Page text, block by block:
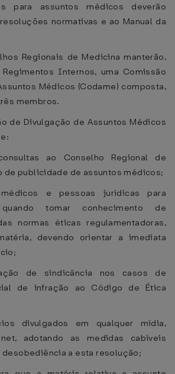
para assuntos médicos deverão
normativas e ao Manual da
Regionais de Medicina manterão,
Internos, uma Comissão
Médicos (Codame) composta,
membros.
de Divulgação de Assuntos Médicos
ao Conselho Regional de
de publicidade de assuntos médicos;
e pessoas jurídicas para
quando tomar conhecimento de
normas éticas regulamentadoras,
devendo orientar a imediata
de sindicância nos casos de
de infração ao Código de Ética
divulgados em qualquer mídia,
adotando as medidas cabíveis
desobediência a esta resolução;